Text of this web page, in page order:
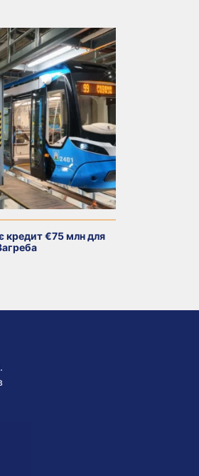
кредит €75 млн для